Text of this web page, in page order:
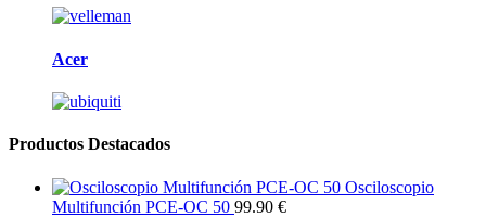
Acer
Productos Destacados
Osciloscopio
Multifunción PCE-OC 50 99.90 €